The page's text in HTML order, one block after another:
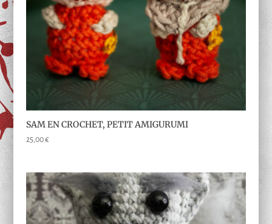
SAM EN CROCHET, PETIT AMIGURUMI
25,00€